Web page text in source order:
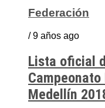
Federación
/ 9 años ago
Lista oficial
Medellín